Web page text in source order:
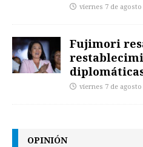
viernes 7 de agosto
Fujimori
viernes 7 de agosto
OPINIÓN